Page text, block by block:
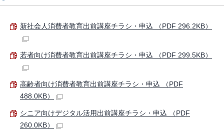
新社会人消費者教育出前講座チラシ・申込 （PDF 296.2KB）
若者向け消費者教育出前講座チラシ・申込 （PDF 299.5KB）
高齢者向け消費者教育出前講座チラシ・申込 （PDF
488.0KB）
シニア向けデジタル活用出前講座チラシ・申込 （PDF
260.0KB）